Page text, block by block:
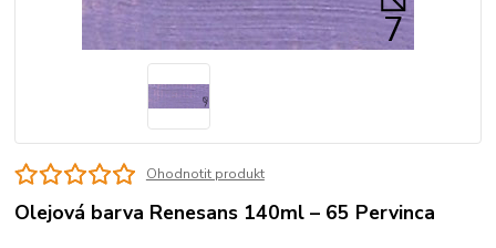
Ohodnotit produkt
Olejová barva Renesans 140ml – 65 Pervinca